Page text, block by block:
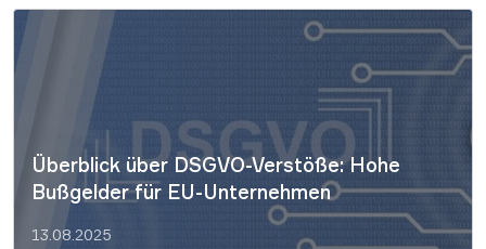
blick“ und „gegen Ein­blick“ sei nun einmal ein
Unterschied. […]
Überblick über DSGVO-Verstöße: Hohe
Bußgelder für EU-Unternehmen
13.08.2025